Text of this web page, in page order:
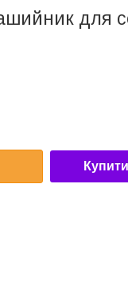
для